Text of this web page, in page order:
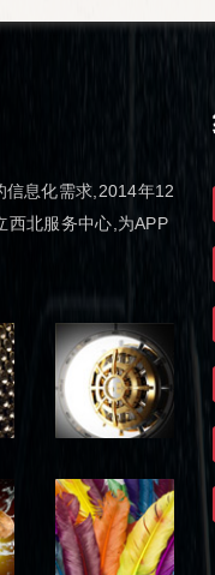
信息化需求,2014年12
西北服务中心,为APP